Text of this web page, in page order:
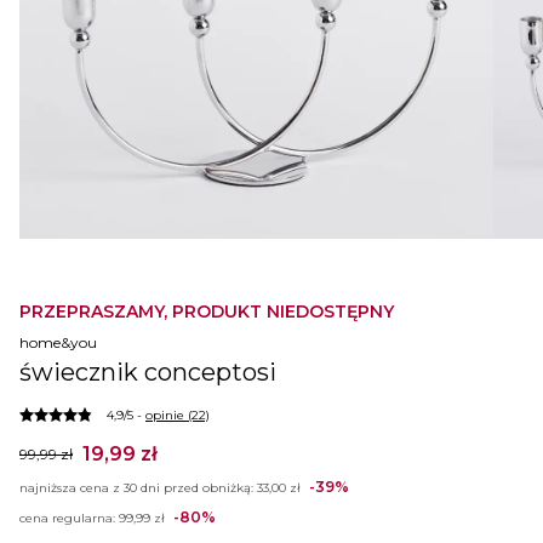
PRZEPRASZAMY, PRODUKT NIEDOSTĘPNY
home&you
świecznik conceptosi
4,9/5 - opinie (22)
99,99 zł 19,99 zł
najniższa cena z 30 dni przed obniżką: 33,00 zł -39%
cena regularna: 99,99 zł -80%